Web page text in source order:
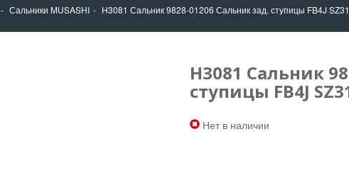
Сальники MUSASHI H3081 Сальник 9828-01206 Сальник зад. ступицы FB4J
H3081 Сальник
ступицы FB4J
Нет в наличии